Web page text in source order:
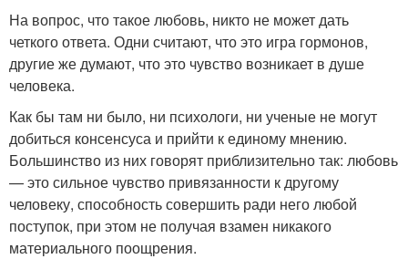
На вопрос, что такое любовь, никто не может дать
четкого ответа. Одни считают, что это игра гормонов,
другие же думают, что это чувство возникает в душе
человека.
Как бы там ни было, ни психологи, ни ученые не могут
добиться консенсуса и прийти к единому мнению.
Большинство из них говорят приблизительно так: любовь
— это сильное чувство привязанности к другому
человеку, способность совершить ради него любой
поступок, при этом не получая взамен никакого
материального поощрения.